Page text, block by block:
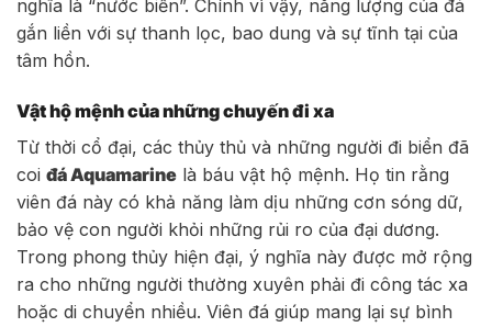
nghĩa là “nước biển”. Chính vì vậy, năng lượng của đá
gắn liền với sự thanh lọc, bao dung và sự tĩnh tại của
tâm hồn.
Vật hộ mệnh của những chuyến đi xa
Từ thời cổ đại, các thủy thủ và những người đi biển đã
coi đá Aquamarine là báu vật hộ mệnh. Họ tin rằng
viên đá này có khả năng làm dịu những cơn sóng dữ,
bảo vệ con người khỏi những rủi ro của đại dương.
Trong phong thủy hiện đại, ý nghĩa này được mở rộng
ra cho những người thường xuyên phải đi công tác xa
hoặc di chuyển nhiều. Viên đá giúp mang lại sự bình